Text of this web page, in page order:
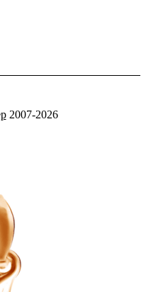
2007-2026